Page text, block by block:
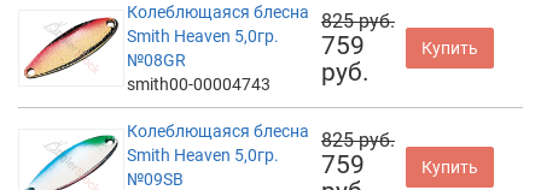
Колеблющаяся блесна
Smith Heaven 5,0гр.
№08GR
smith00-00004743
825 руб.
759
руб.
Купить
Колеблющаяся блесна
Smith Heaven 5,0гр.
№09SB
825 руб.
759
Купить